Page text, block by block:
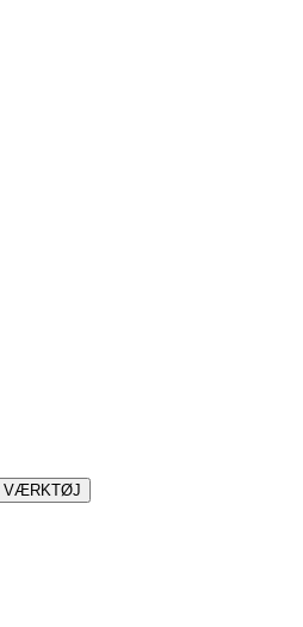
VÆRKTØJ